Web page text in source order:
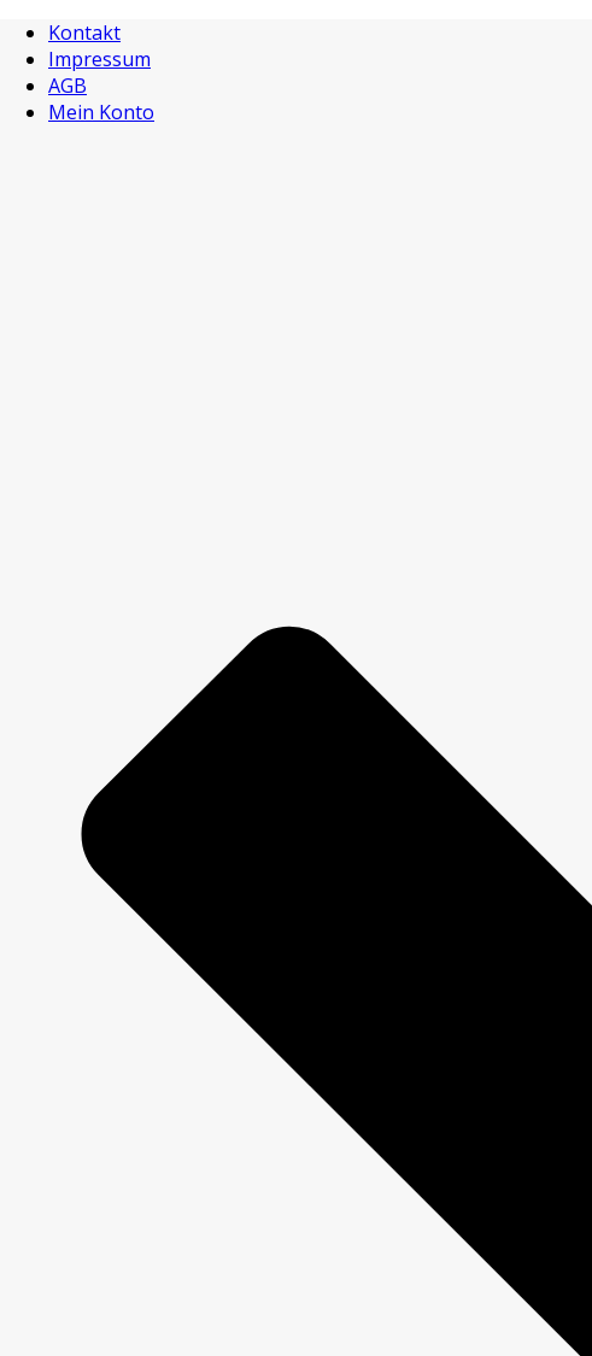
Kontakt
Impressum
AGB
Mein Konto